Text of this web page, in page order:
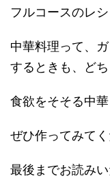
フルコースのレ
中華料理って、
するときも、ど
食欲をそそる中華
ぜひ作ってみてく
最後までお読み